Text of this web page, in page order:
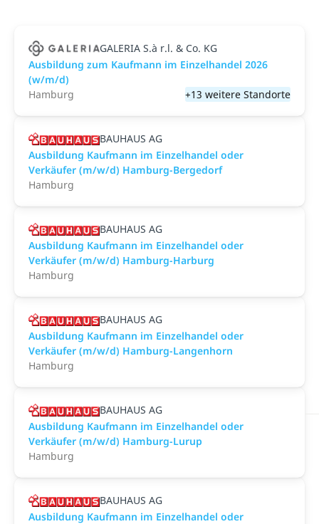
GALERIA S.à r.l. & Co. KG
Ausbildung zum Kaufmann im Einzelhandel 2026
(w/m/d)
Hamburg
+13 weitere Standorte
BAUHAUS AG
Ausbildung Kaufmann im Einzelhandel oder
Verkäufer (m/w/d) Hamburg-Bergedorf
Hamburg
BAUHAUS AG
Ausbildung Kaufmann im Einzelhandel oder
Verkäufer (m/w/d) Hamburg-Harburg
Hamburg
BAUHAUS AG
Ausbildung Kaufmann im Einzelhandel oder
Verkäufer (m/w/d) Hamburg-Langenhorn
Hamburg
BAUHAUS AG
Ausbildung Kaufmann im Einzelhandel oder
Verkäufer (m/w/d) Hamburg-Lurup
Hamburg
BAUHAUS AG
Ausbildung Kaufmann im Einzelhandel oder